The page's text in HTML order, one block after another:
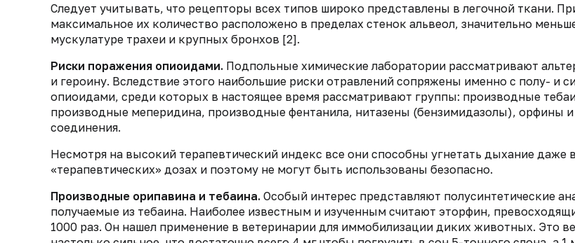
Следует учитывать, что рецепторы всех типов широко представлены в легочной ткани.
максимальное их количество расположено в пределах стенок альвеол, значительно
мускулатуре трахеи и крупных бронхов [2].
Риски поражения опиоидами. Подпольные химические лаборатории рассматривают
и героину. Вследствие этого наибольшие риски отравлений сопряжены именно с полу- и
опиоидами, среди которых в настоящее время рассматривают группы: производные
производные меперидина, производные фентанила, нитазены (бензимидазолы), орфины и
соединения.
Несмотря на высокий терапевтический индекс все они способны угнетать дыхание даже в
«терапевтических» дозах и поэтому не могут быть использованы безопасно.
Производные орипавина и тебаина. Особый интерес представляют полусинтетические
получаемые из тебаина. Наиболее известным и изученным считают эторфин,
1000 раз. Он нашел применение в ветеринарии для иммобилизации диких животных. Это